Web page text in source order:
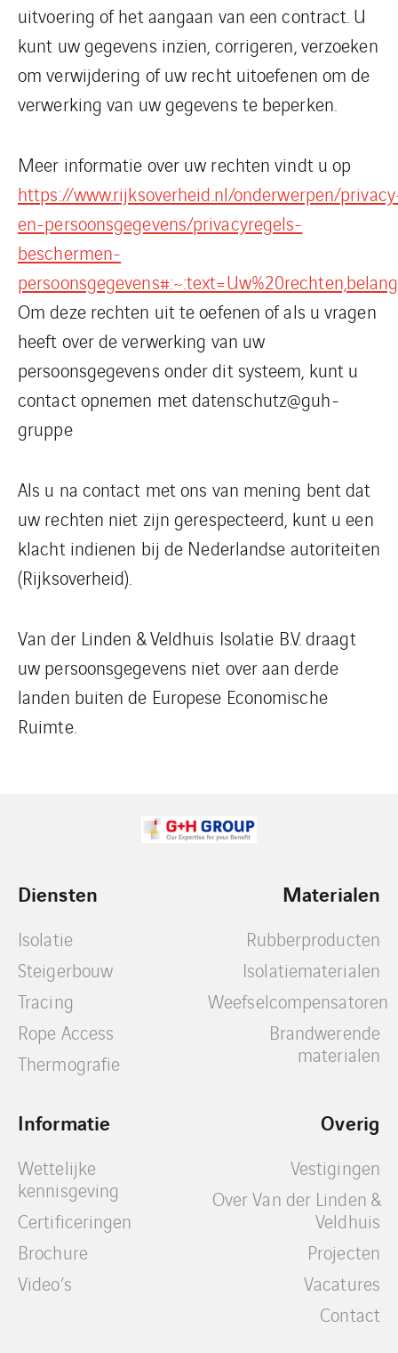
uitvoering of het aangaan van een contract. U
kunt uw gegevens inzien, corrigeren, verzoeken
om verwijdering of uw recht uitoefenen om de
verwerking van uw gegevens te beperken.
Meer informatie over uw rechten vindt u op
https://www.rijksoverheid.nl/onderwerpen/
en-persoonsgegevens/privacyregels-
beschermen-
Om deze rechten uit te oefenen of als u vragen
heeft over de verwerking van uw
persoonsgegevens onder dit systeem, kunt u
contact opnemen met datenschutz@guh-
gruppe
Als u na contact met ons van mening bent dat
uw rechten niet zijn gerespecteerd, kunt u een
klacht indienen bij de Nederlandse autoriteiten
(Rijksoverheid).
Van der Linden & Veldhuis Isolatie B.V. draagt
uw persoonsgegevens niet over aan derde
landen buiten de Europese Economische
Ruimte.
Diensten
Isolatie
Steigerbouw
Tracing
Rope Access
Thermografie
Materialen
Rubberproducten
Isolatiematerialen
Weefselcompensatoren
Brandwerende
materialen
Informatie
Wettelijke
kennisgeving
Certificeringen
Brochure
Video’s
Overig
Vestigingen
Over Van der Linden &
Veldhuis
Projecten
Vacatures
Contact